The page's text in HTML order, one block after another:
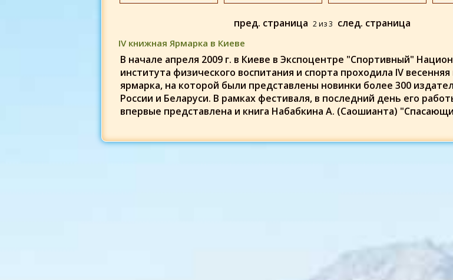
пред. страница 2из3 след. страница
IV книжная Ярмарка в Киеве
В начале апреля 2009 г. в Киеве в Экспоцентре "Спортивный"
института физического воспитания и спорта проходила IV
ярмарка, на которой были представлены новинки более 300
России и Беларуси. В рамках фестиваля, в последний день его
впервые представлена и книга Набабкина А. (Саошианта)